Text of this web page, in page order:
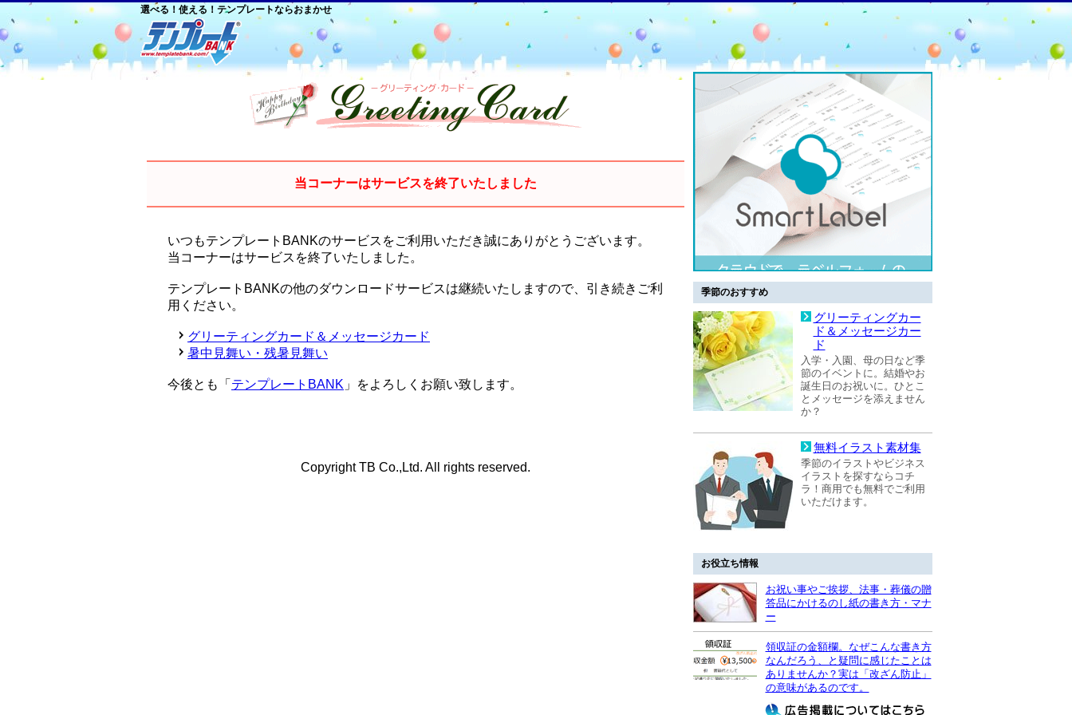
選べる！使える！テンプレートならおまかせ
当コーナーはサービスを終了いたしました
いつもテンプレートBANKのサービスをご利用いただき誠にありがとうございます。
当コーナーはサービスを終了いたしました。
テンプレートBANKの他のダウンロードサービスは継続いたしますので、引き続きご利
用ください。
グリーティングカード＆メッセージカード
暑中見舞い・残暑見舞い
今後とも「 テンプレートBANK 」をよろしくお願い致します。
Copyright TB Co.,Ltd. All rights reserved.
季節のおすすめ
グリーティングカー
ド＆メッセージカー
ド
入学・入園、母の日など季
節のイベントに。結婚やお
誕生日のお祝いに。ひとこ
とメッセージを添えません
か？
無料イラスト素材集
季節のイラストやビジネス
イラストを探すならコチ
ラ！商用でも無料でご利用
いただけます。
お役立ち情報
お祝い事やご挨拶、法事・葬儀の贈
答品にかけるのし紙の書き方・マナ
ー
領収証の金額欄。なぜこんな書き方
なんだろう、と疑問に感じたことは
ありませんか？実は「改ざん防止」
の意味があるのです。